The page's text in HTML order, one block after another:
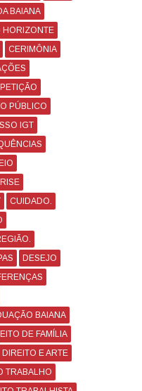
BAIANA
HORIZONTE
CERIMÔNIA
PÚBLICO
IGT
CUIDADO.
DESEJO
BAIANA
DE FAMÍLIA
DIREITO E ARTE
TRABALHO